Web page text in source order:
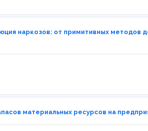
наркозов: от примитивных методов
материальных ресурсов на